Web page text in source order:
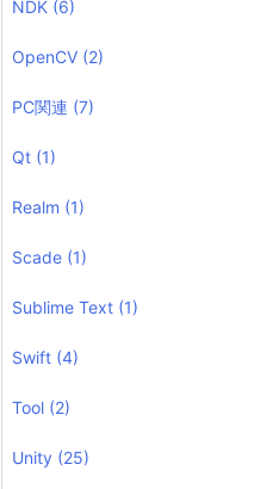
NDK (6)
OpenCV (2)
PC関連 (7)
Qt (1)
Realm (1)
Scade (1)
Sublime Text (1)
Swift (4)
Tool (2)
Unity (25)